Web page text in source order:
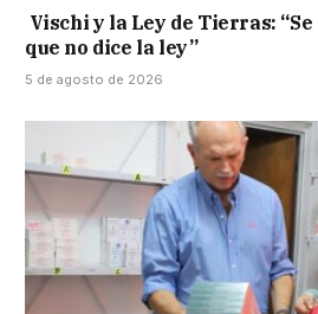
Vischi y la Ley de Tierras:
que no dice la ley”
5 de agosto de 2026